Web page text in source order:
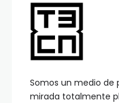
Somos un medio de
mirada totalmente